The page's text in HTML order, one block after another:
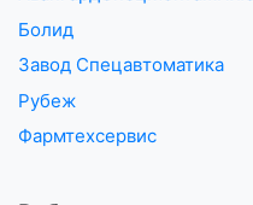
Болид
Завод Спецавтоматика
Рубеж
Фармтехсервис